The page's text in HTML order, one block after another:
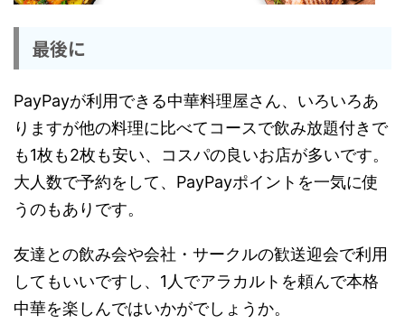
最後に
PayPayが利用できる中華料理屋さん、いろいろあ
りますが他の料理に比べてコースで飲み放題付きで
も1枚も2枚も安い、コスパの良いお店が多いです。
大人数で予約をして、PayPayポイントを一気に使
うのもありです。
友達との飲み会や会社・サークルの歓送迎会で利用
してもいいですし、1人でアラカルトを頼んで本格
中華を楽しんではいかがでしょうか。